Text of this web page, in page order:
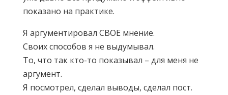
показано на практике.
Я аргументировал СВОЕ мнение.
Своих способов я не выдумывал.
То, что так кто-то показывал – для меня не
аргумент.
Я посмотрел, сделал выводы, сделал пост.